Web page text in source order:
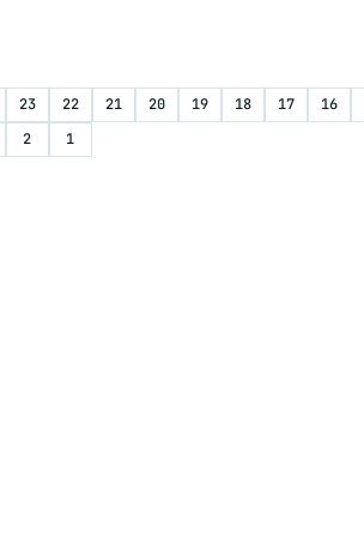
23 22 21 20 19 18 17 16
2 1